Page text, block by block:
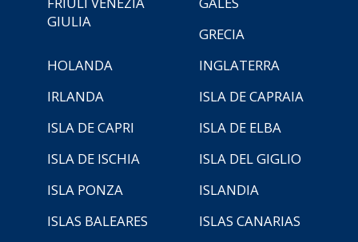
GIULIA
GRECIA
HOLANDA
INGLATERRA
IRLANDA
ISLA DE CAPRAIA
ISLA DE CAPRI
ISLA DE ELBA
ISLA DE ISCHIA
ISLA DEL GIGLIO
ISLA PONZA
ISLANDIA
ISLAS BALEARES
ISLAS CANARIAS